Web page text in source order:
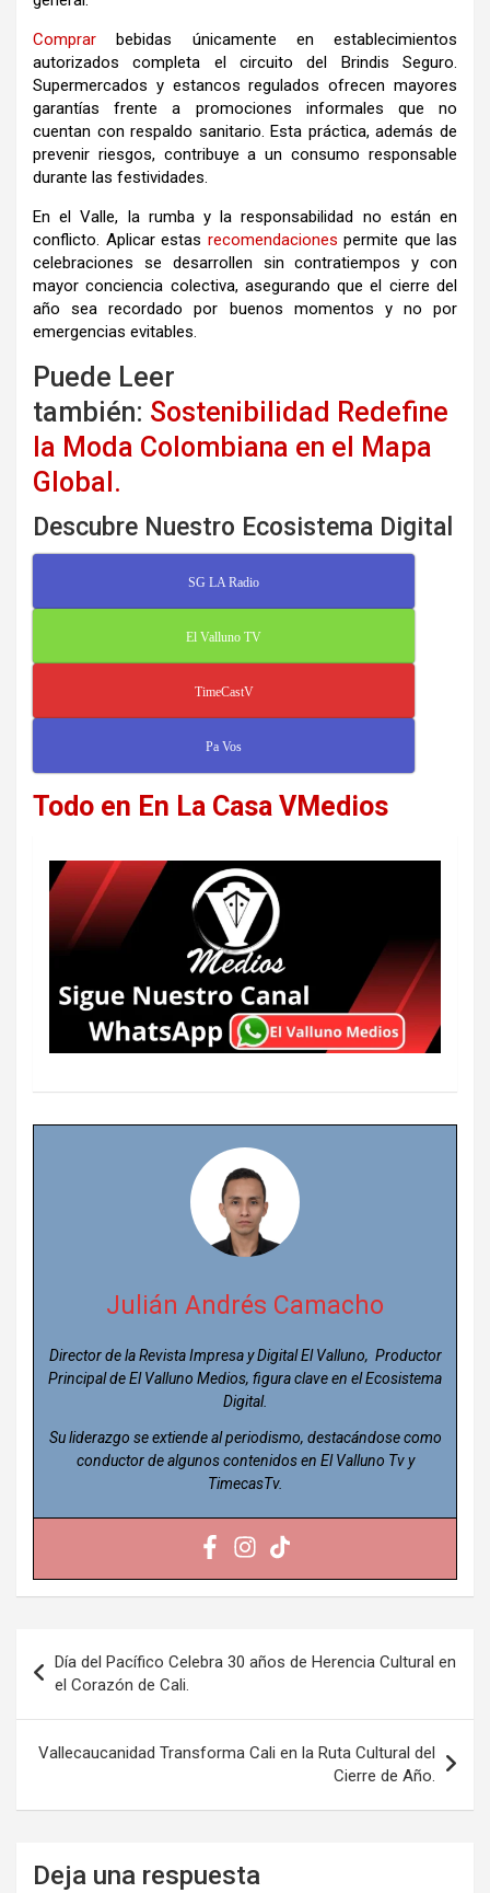
Comprar bebidas únicamente en establecimientos
autorizados completa el circuito del Brindis Seguro.
Supermercados y estancos regulados ofrecen mayores
garantías frente a promociones informales que no
cuentan con respaldo sanitario. Esta práctica, además de
prevenir riesgos, contribuye a un consumo responsable
durante las festividades.
En el Valle, la rumba y la responsabilidad no están en
conflicto. Aplicar estas recomendaciones permite que las
celebraciones se desarrollen sin contratiempos y con
mayor conciencia colectiva, asegurando que el cierre del
año sea recordado por buenos momentos y no por
emergencias evitables.
Puede Leer
también: Sostenibilidad Redefine
la Moda Colombiana en el Mapa
Global.
Descubre Nuestro Ecosistema Digital
SG LA Radio
El Valluno TV
TimeCastV
Pa Vos
Todo en En La Casa VMedios
Julián Andrés Camacho
Director de la Revista Impresa y Digital El Valluno, Productor
Principal de El Valluno Medios, figura clave en el Ecosistema
Digital.
Su liderazgo se extiende al periodismo, destacándose como
conductor de algunos contenidos en El Valluno Tv y
TimecasTv.
de
entradas
Día del Pacífico Celebra 30 años de Herencia Cultural en
el Corazón de Cali.
Vallecaucanidad Transforma Cali en la Ruta Cultural del
Cierre de Año.
Deja una respuesta